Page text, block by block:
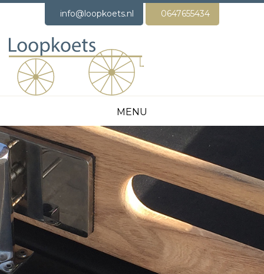
info@loopkoets.nl 0647655434
MENU